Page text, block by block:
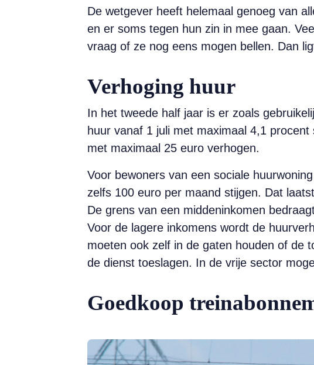
De wetgever heeft helemaal genoeg van
en er soms tegen hun zin in mee gaan.
vraag of ze nog eens mogen bellen. Dan
Verhoging huur
In het tweede half jaar is er zoals
huur vanaf 1 juli met maximaal 4,1
met maximaal 25 euro verhogen.
Voor bewoners van een sociale
zelfs 100 euro per maand stijgen. Dat
De grens van een middeninkomen
Voor de lagere inkomens wordt de
moeten ook zelf in de gaten houden of de
de dienst toeslagen. In de vrije sector
Goedkoop